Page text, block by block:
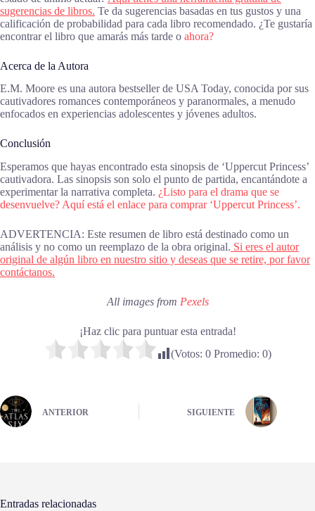
sugerencias de libros. Te da sugerencias basadas en tus gustos y una
calificación de probabilidad para cada libro recomendado. ¿Te gustaría
encontrar el libro que amarás más tarde o ahora?
Acerca de la Autora
E.M. Moore es una autora bestseller de USA Today, conocida por sus
cautivadores romances contemporáneos y paranormales, a menudo
enfocados en experiencias adolescentes y jóvenes adultos.
Conclusión
Esperamos que hayas encontrado esta sinopsis de ‘Uppercut Princess’
cautivadora. Las sinopsis son solo el punto de partida, encantándote a
experimentar la narrativa completa. ¿Listo para el drama que se
desenvuelve? Aquí está el enlace para comprar ‘Uppercut Princess’.
ADVERTENCIA: Este resumen de libro está destinado como un
análisis y no como un reemplazo de la obra original. Si eres el autor
original de algún libro en nuestro sitio y deseas que se retire, por favor
contáctanos.
All images from Pexels
¡Haz clic para puntuar esta entrada!
(Votos: 0Promedio: 0)
ANTERIOR SIGUIENTE
Entradas relacionadas